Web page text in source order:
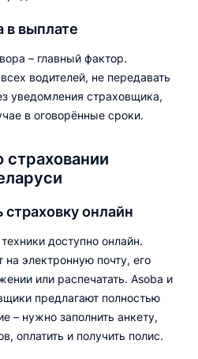
в выплате
– главный фактор.
водителей, не передавать
уведомления страховщика,
в оговорённые сроки.
онлайн
доступно онлайн.
электронную почту, его
или распечатать. Asoba и
предлагают полностью
– нужно заполнить анкету,
оплатить и получить полис.